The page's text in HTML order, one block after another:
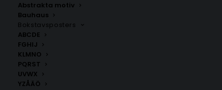
Abstrakta motiv
Bauhaus
Bokstavsposters
ABCDE
FGHIJ
KLMNO
PQRST
UVWX
YZÅÄÖ